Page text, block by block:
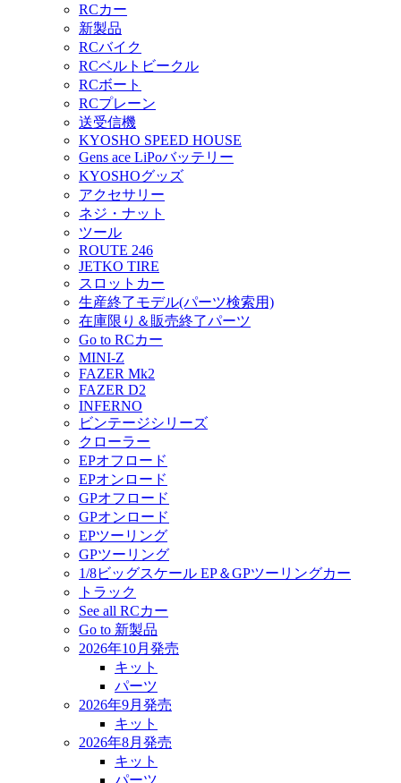
RCカー
新製品
RCバイク
RCベルトビークル
RCボート
RCプレーン
送受信機
KYOSHO SPEED HOUSE
Gens ace LiPoバッテリー
KYOSHOグッズ
アクセサリー
ネジ・ナット
ツール
ROUTE 246
JETKO TIRE
スロットカー
生産終了モデル(パーツ検索用)
在庫限り＆販売終了パーツ
Go to RCカー
MINI-Z
FAZER Mk2
FAZER D2
INFERNO
ビンテージシリーズ
クローラー
EPオフロード
EPオンロード
GPオフロード
GPオンロード
EPツーリング
GPツーリング
1/8ビッグスケール EP＆GPツーリングカー
トラック
See all RCカー
Go to 新製品
2026年10月発売
キット
パーツ
2026年9月発売
キット
2026年8月発売
キット